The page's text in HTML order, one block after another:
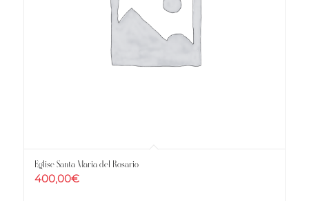
Eglise Santa Maria del Rosario
400,00€